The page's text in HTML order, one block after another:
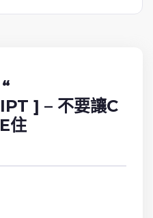
] – 不要讓C
住